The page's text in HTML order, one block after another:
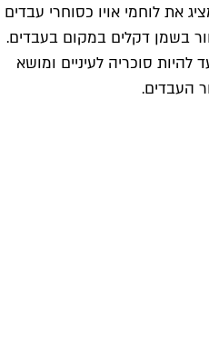
לוחמי אויו כסוחרי עבדים
בשמן דקלים במקום בעבדים.
להיות סוכריה לעיניים ומושא
העבדים.